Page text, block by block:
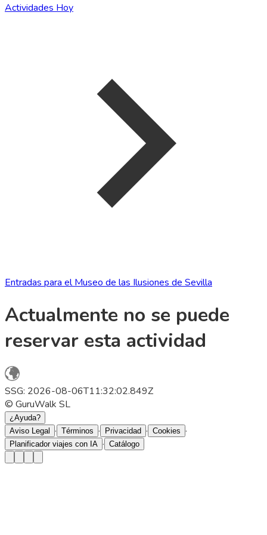
Actividades Hoy
Entradas para el Museo de las Ilusiones de Sevilla
Actualmente no se puede
reservar esta actividad
SSG: 2026-08-06T11:32:02.849Z
© GuruWalk SL
¿Ayuda?
Aviso Legal
· Términos · Privacidad · Cookies ·
Planificador viajes con IA · Catálogo